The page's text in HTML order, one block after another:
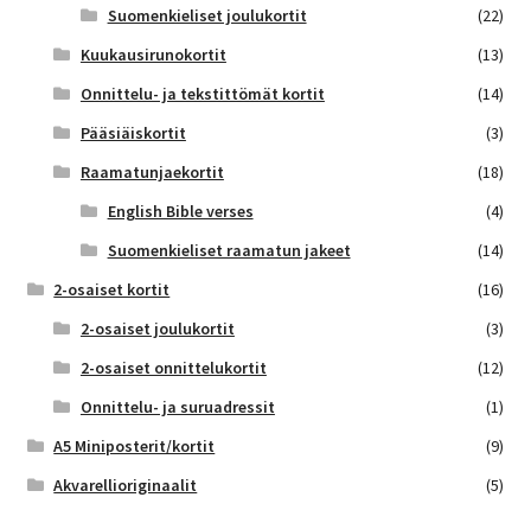
Suomenkieliset joulukortit
(22)
Kuukausirunokortit
(13)
Onnittelu- ja tekstittömät kortit
(14)
Pääsiäiskortit
(3)
Raamatunjaekortit
(18)
English Bible verses
(4)
Suomenkieliset raamatun jakeet
(14)
2-osaiset kortit
(16)
2-osaiset joulukortit
(3)
2-osaiset onnittelukortit
(12)
Onnittelu- ja suruadressit
(1)
A5 Miniposterit/kortit
(9)
Akvarellioriginaalit
(5)